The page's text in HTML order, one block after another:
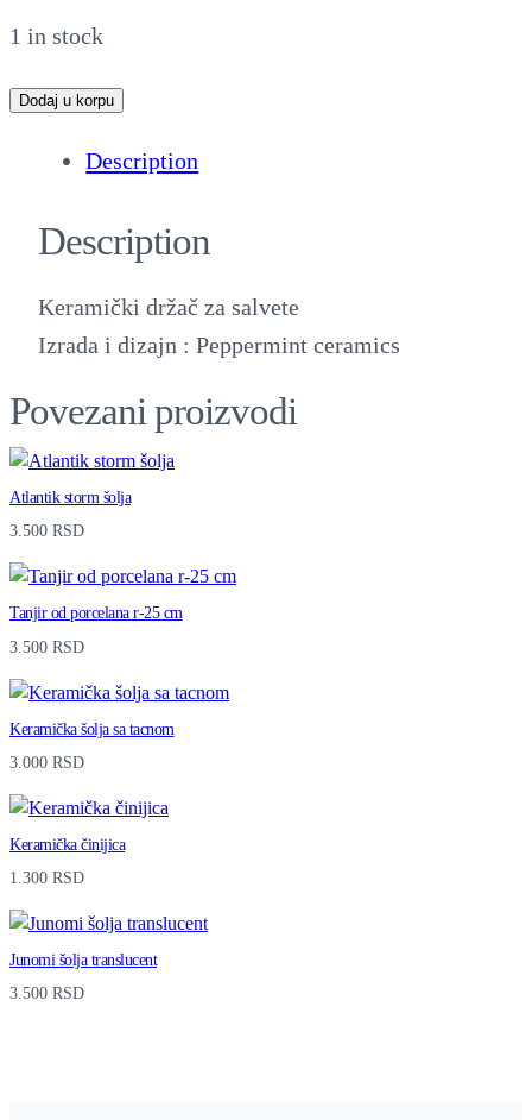
1 in stock
K
i
z
s
a
v
e
e
q
Dodaj u korpu
Description
Description
Keramički držač za salvete
Izrada i dizajn : Peppermint ceramics
Povezani proizvodi
Atlantik storm šolja
3.500 RSD
Tanjir od porcelana r-25 cm
3.500 RSD
Keramička šolja sa tacnom
3.000 RSD
Keramička činijica
1.300 RSD
Junomi šolja translucent
3.500 RSD